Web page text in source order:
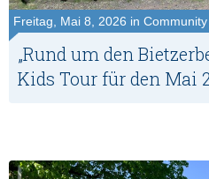
Freitag, Mai 8, 2026 in Community
„Rund um den
Kids Tour für den Mai